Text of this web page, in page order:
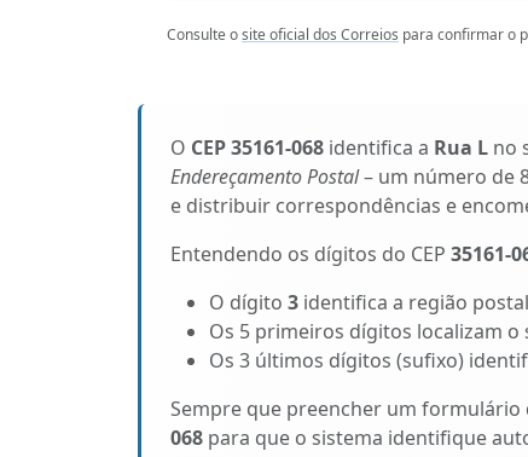
Consulte osite oficial dos Correios para confirmar o
O CEP 35161-068 identifica a Rua L no
Endereçamento Postal– um número de
e distribuir correspondências e
Entendendo os dígitos do CEP 35161-
O dígito 3 identifica a região
Os 5 primeiros dígitos localizam
Os 3 últimos dígitos (sufixo)
Sempre que preencher um formulário
068 para que o sistema identifique